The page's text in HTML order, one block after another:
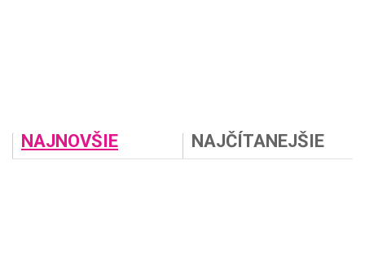
NAJNOVŠIE NAJČÍTANEJŠIE